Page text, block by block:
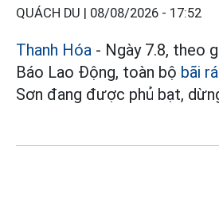
QUÁCH DU | 08/08/2026 - 17:52
Thanh Hóa - Ngày 7.8, theo
Báo Lao Động, toàn bộ bãi
Sơn đang được phủ bạt,